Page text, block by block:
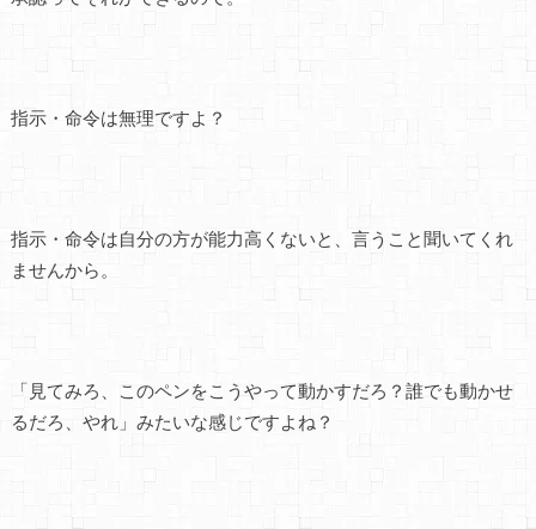
指示・命令は無理ですよ？
指示・命令は自分の方が能力高くないと、言うこと聞いてくれ
ませんから。
「見てみろ、このペンをこうやって動かすだろ？誰でも動かせ
るだろ、やれ」みたいな感じですよね？